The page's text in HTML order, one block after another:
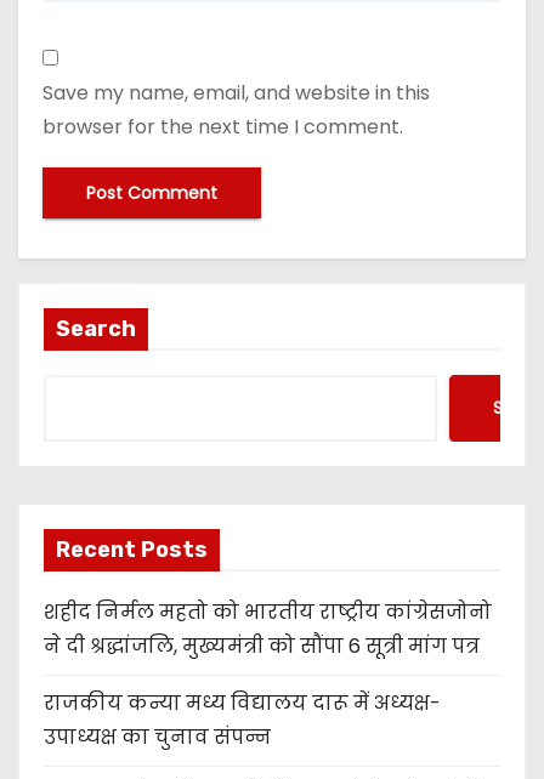
Save my name, email, and website in this
browser for the next time I comment.
Search
Recent Posts
शहीद निर्मल महतो को भारतीय राष्ट्रीय कांग्रेसजोनो
ने दी श्रद्धांजलि, मुख्यमंत्री को सौंपा 6 सूत्री मांग पत्र
राजकीय कन्या मध्य विद्यालय दारू में अध्यक्ष-
उपाध्यक्ष का चुनाव संपन्न